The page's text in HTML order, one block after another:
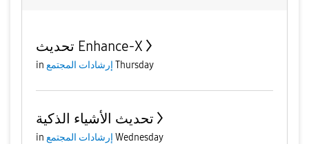
تحديث Enhance-X
in إرشادات المجتمع Thursday
تحديث الأشياء الذكية
in إرشادات المجتمع Wednesday